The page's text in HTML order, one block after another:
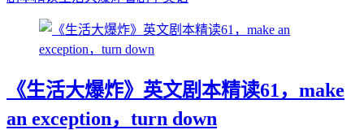
《生活大爆炸》英文剧本精读61，make
an exception，turn down